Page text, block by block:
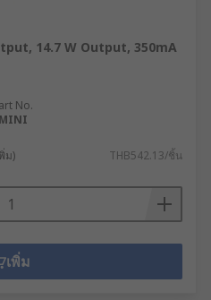
14.7 W Output, 350mA
No.
ม) THB542.13/ชิ้น
เพิ่ม